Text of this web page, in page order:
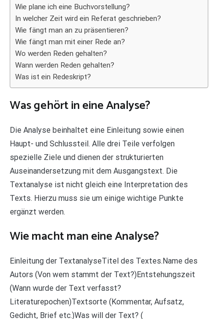
Wie plane ich eine Buchvorstellung?
In welcher Zeit wird ein Referat geschrieben?
Wie fängt man an zu präsentieren?
Wie fängt man mit einer Rede an?
Wo werden Reden gehalten?
Wann werden Reden gehalten?
Was ist ein Redeskript?
Was gehört in eine Analyse?
Die Analyse beinhaltet eine Einleitung sowie einen
Haupt- und Schlussteil. Alle drei Teile verfolgen
spezielle Ziele und dienen der strukturierten
Auseinandersetzung mit dem Ausgangstext. Die
Textanalyse ist nicht gleich eine Interpretation des
Texts. Hierzu muss sie um einige wichtige Punkte
ergänzt werden.
Wie macht man eine Analyse?
Einleitung der TextanalyseTitel des Textes.Name des
Autors (Von wem stammt der Text?)Entstehungszeit
(Wann wurde der Text verfasst?
Literaturepochen)Textsorte (Kommentar, Aufsatz,
Gedicht, Brief etc.)Was will der Text? (